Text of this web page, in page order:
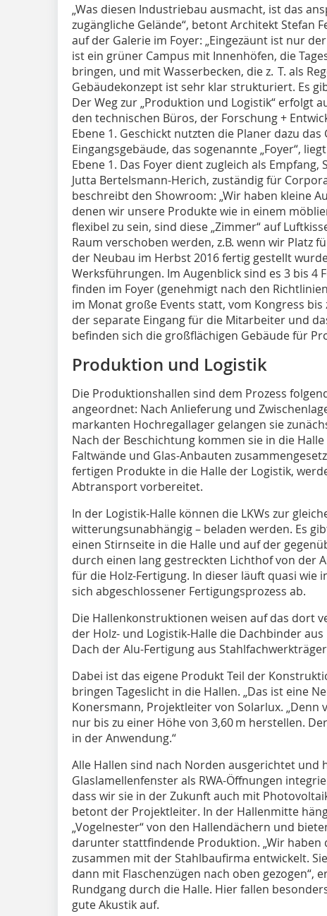
„Was diesen Industriebau ausmacht, ist das
zugängliche Gelände“, betont Architekt Stefan
auf der Galerie im Foyer: „Eingezäunt ist nur
ist ein grüner Campus mit Innenhöfen, die
bringen, und mit Wasserbecken, die z. T. als
Gebäudekonzept ist sehr klar strukturiert. Es
Der Weg zur „Produktion und Logistik“ erfolgt
den technischen Büros, der Forschung +
Ebene 1. Geschickt nutzten die Planer dazu das
Eingangsgebäude, das sogenannte „Foyer“,
Ebene 1. Das Foyer dient zugleich als
Jutta Bertelsmann-Herich, zuständig für
beschreibt den Showroom: „Wir haben kleine
denen wir unsere Produkte wie in einem
flexibel zu sein, sind diese „Zimmer“ auf
Raum verschoben werden, z.B. wenn wir Platz
der Neubau im Herbst 2016 fertig gestellt
Werksführungen. Im Augenblick sind es 3 bis 4
finden im Foyer (genehmigt nach den
im Monat große Events statt, vom Kongress bis
der separate Eingang für die Mitarbeiter und
befinden sich die großflächigen Gebäude für
Produktion und Logistik
Die Produktionshallen sind dem Prozess
angeordnet: Nach Anlieferung und
markanten Hochregallager gelangen sie
Nach der Beschichtung kommen sie in die
Faltwände und Glas-Anbauten
fertigen Produkte in die Halle der Logistik,
Abtransport vorbereitet.
In der Logistik-Halle können die LKWs zur
witterungsunabhängig – beladen werden. Es
einen Stirnseite in die Halle und auf der
durch einen lang gestreckten Lichthof von der
für die Holz-Fertigung. In dieser läuft quasi wie
sich abgeschlossener Fertigungs­prozess ab.
Die Hallenkonstruktionen weisen auf das dort
der Holz- und Logistik-Halle die Dachbinder
Dach der Alu-Fertigung aus
Dabei ist das eigene Produkt Teil der
bringen Tageslicht in die Hallen. „Das ist eine
Konersmann, Projektleiter von Solarlux.
nur bis zu einer Höhe von 3,60 m herstellen.
in der Anwendung.“
Alle Hallen sind nach Norden ausgerichtet und
Glaslamellenfenster als RWA-Öffnungen
dass wir sie in der Zukunft auch mit
betont der Projektleiter. In der Hallenmitte
„Vogelnester“ von den Hallendächern und
darunter stattfindende Produktion. „Wir haben
zusammen mit der Stahlbaufirma entwickelt.
dann mit Flaschenzügen nach oben gezogen“,
Rundgang durch die Halle. Hier fallen
gute Akustik auf.